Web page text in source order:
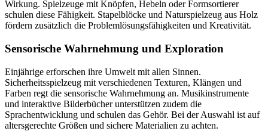
Wirkung. Spielzeuge mit Knöpfen, Hebeln oder Formsortierer
schulen diese Fähigkeit. Stapelblöcke und Naturspielzeug aus Holz
fördern zusätzlich die Problemlösungsfähigkeiten und Kreativität.
Sensorische Wahrnehmung und Exploration
Einjährige erforschen ihre Umwelt mit allen Sinnen.
Sicherheitsspielzeug mit verschiedenen Texturen, Klängen und
Farben regt die sensorische Wahrnehmung an. Musikinstrumente
und interaktive Bilderbücher unterstützen zudem die
Sprachentwicklung und schulen das Gehör. Bei der Auswahl ist auf
altersgerechte Größen und sichere Materialien zu achten.